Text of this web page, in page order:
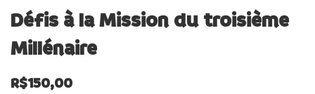
Défis à la Mission du troisième
Millénaire
R$150,00